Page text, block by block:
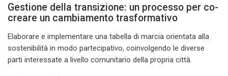
Gestione della transizione: un processo per co-
creare un cambiamento trasformativo
Elaborare e implementare una tabella di marcia orientata alla
sostenibilità in modo partecipativo, coinvolgendo le diverse
parti interessate a livello comunitario della propria città.